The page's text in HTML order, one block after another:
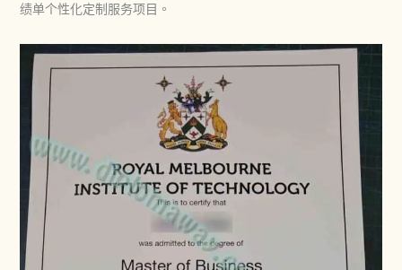
绩单个性化定制服务项目。